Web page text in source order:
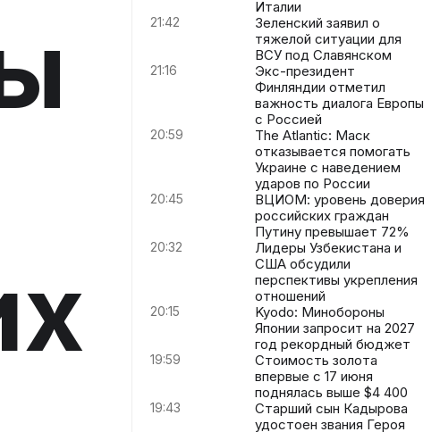
Италии
21:42
Зеленский заявил о
тяжелой ситуации для
ВСУ под Славянском
21:16
Экс-президент
Финляндии отметил
важность диалога Европы
с Россией
20:59
The Atlantic: Маск
отказывается помогать
Украине с наведением
ударов по России
20:45
ВЦИОМ: уровень доверия
российских граждан
Путину превышает 72%
20:32
Лидеры Узбекистана и
США обсудили
перспективы укрепления
отношений
20:15
Kyodo: Минобороны
Японии запросит на 2027
год рекордный бюджет
19:59
Стоимость золота
впервые с 17 июня
поднялась выше $4 400
19:43
Старший сын Кадырова
удостоен звания Героя